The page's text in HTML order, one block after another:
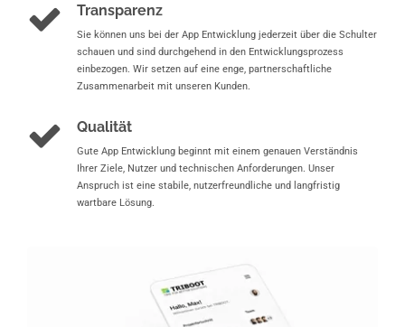
Transparenz
Sie können uns bei der App Entwicklung jederzeit über die Schulter
schauen und sind durchgehend in den Entwicklungsprozess
einbezogen. Wir setzen auf eine enge, partnerschaftliche
Zusammenarbeit mit unseren Kunden.
Qualität
Gute App Entwicklung beginnt mit einem genauen Verständnis
Ihrer Ziele, Nutzer und technischen Anforderungen. Unser
Anspruch ist eine stabile, nutzerfreundliche und langfristig
wartbare Lösung.